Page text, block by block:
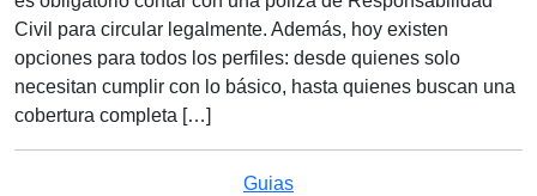
Civil para circular legalmente. Además, hoy existen
opciones para todos los perfiles: desde quienes solo
necesitan cumplir con lo básico, hasta quienes buscan una
cobertura completa […]
Categorías
Guias